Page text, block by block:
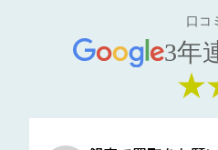
口コ
3年